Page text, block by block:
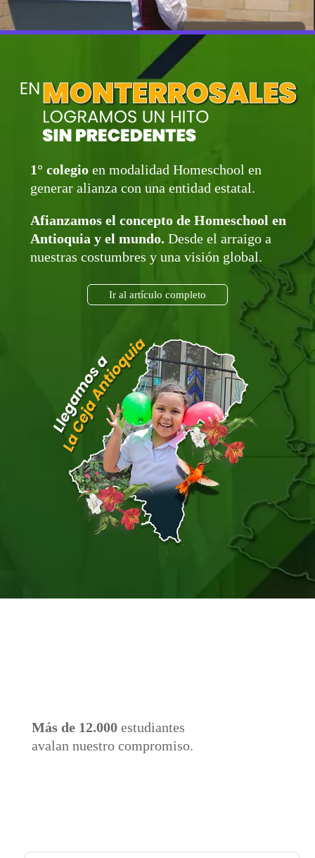
1° colegioen modalidad Homeschool en
generar alianza con una entidad estatal.
Afianzamos el concepto de Homeschool en
Antioquia y el mundo. Desde el arraigo a
nuestras costumbres y una visión global.
Ir al artículo completo
Más de 12.000estudiantes
avalan nuestro compromiso.